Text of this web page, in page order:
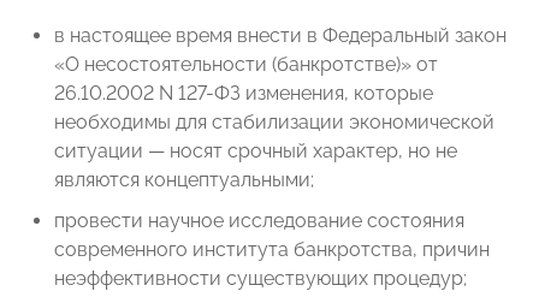
в настоящее время внести в Федеральный закон
«О несостоятельности (банкротстве)» от
26.10.2002 N 127-ФЗ изменения, которые
необходимы для стабилизации экономической
ситуации — носят срочный характер, но не
являются концептуальными;
провести научное исследование состояния
современного института банкротства, причин
неэффективности существующих процедур;